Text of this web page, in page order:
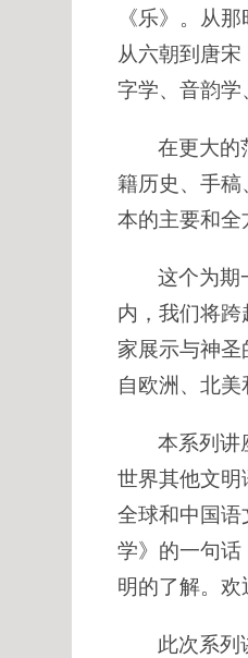
《乐》。从
从六朝到唐
字学、音韵学
在更大的
籍历史、手稿
本的主要和全
这个为期
内，我们将
家展示与神
自欧洲、北美
本系列讲
世界其他文明
全球和中国语
学》的一句话
明的了解。欢
此次系列